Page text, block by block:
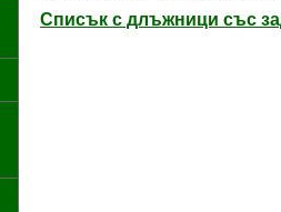
Списък с длъжници със